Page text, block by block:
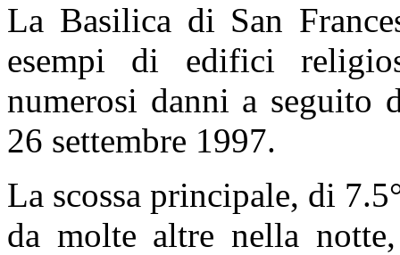
La Basilica di San
esempi di edifici
numerosi danni a seguito
26 settembre 1997.
La scossa principale, di
da molte altre nella